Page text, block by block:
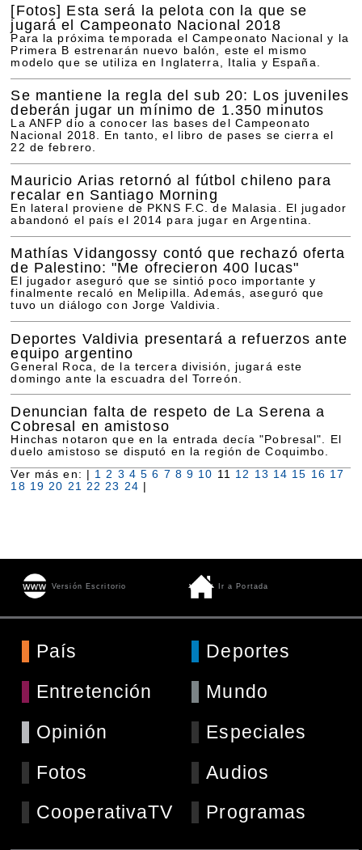
[Fotos] Esta será la pelota con la que se
jugará el Campeonato Nacional 2018
Para la próxima temporada el Campeonato Nacional y la
Primera B estrenarán nuevo balón, este el mismo
modelo que se utiliza en Inglaterra, Italia y España.
Se mantiene la regla del sub 20: Los juveniles
deberán jugar un mínimo de 1.350 minutos
La ANFP dio a conocer las bases del Campeonato
Nacional 2018. En tanto, el libro de pases se cierra el
22 de febrero.
Mauricio Arias retornó al fútbol chileno para
recalar en Santiago Morning
En lateral proviene de PKNS F.C. de Malasia. El jugador
abandonó el país el 2014 para jugar en Argentina.
Mathías Vidangossy contó que rechazó oferta
de Palestino: "Me ofrecieron 400 lucas"
El jugador aseguró que se sintió poco importante y
finalmente recaló en Melipilla. Además, aseguró que
tuvo un diálogo con Jorge Valdivia.
Deportes Valdivia presentará a refuerzos ante
equipo argentino
General Roca, de la tercera división, jugará este
domingo ante la escuadra del Torreón.
Denuncian falta de respeto de La Serena a
Cobresal en amistoso
Hinchas notaron que en la entrada decía "Pobresal". El
duelo amistoso se disputó en la región de Coquimbo.
Ver más en: | 1 2 3 4 5 6 7 8 9 10 11 12 13 14 15 16 17
18 19 20 21 22 23 24 |
Versión Escritorio Ir a Portada
País
Deportes
Entretención
Mundo
Opinión
Especiales
Fotos
Audios
CooperativaTV
Programas